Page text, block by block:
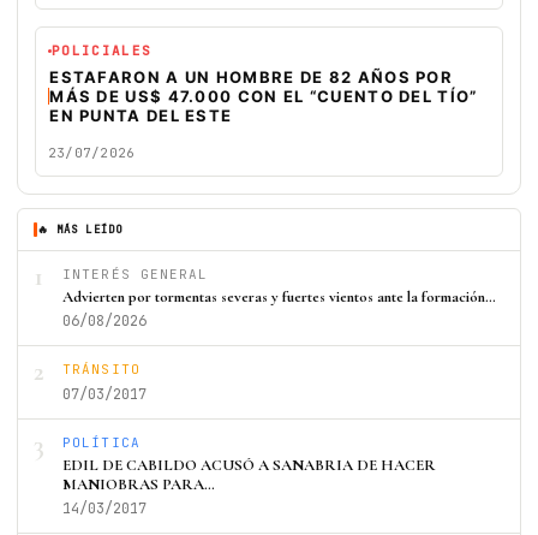
POLICIALES
ESTAFARON A UN HOMBRE DE 82 AÑOS POR
MÁS DE US$ 47.000 CON EL “CUENTO DEL TÍO”
EN PUNTA DEL ESTE
23/07/2026
🔥 MÁS LEÍDO
1 INTERÉS GENERAL
Advierten por tormentas severas y fuertes vientos ante la formación…
06/08/2026
2 TRÁNSITO
07/03/2017
3 POLÍTICA
EDIL DE CABILDO ACUSÓ A SANABRIA DE HACER
MANIOBRAS PARA…
14/03/2017